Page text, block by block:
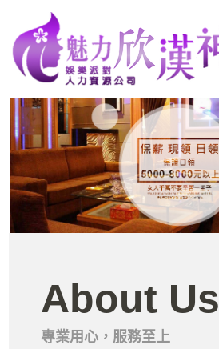
About Us
專業用心，服務至上